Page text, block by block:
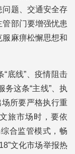
题、交通安全存
部门要增强忧患
麻痹松懈思想和
底线”、疫情阻击
务这条“主线”、执
场所要严格执行重
旅市场时，要依
综合监管模式，畅
文化市场举报热